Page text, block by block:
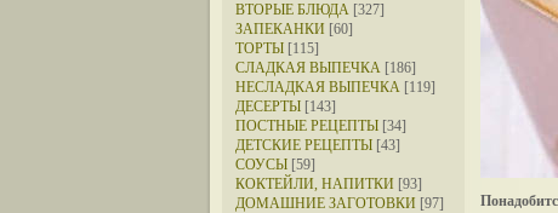
ВТОРЫЕ БЛЮДА [327]
ЗАПЕКАНКИ [60]
ТОРТЫ [115]
СЛАДКАЯ ВЫПЕЧКА [186]
НЕСЛАДКАЯ ВЫПЕЧКА [119]
ДЕСЕРТЫ [143]
ПОСТНЫЕ РЕЦЕПТЫ [34]
ДЕТСКИЕ РЕЦЕПТЫ [43]
СОУСЫ [59]
КОКТЕЙЛИ, НАПИТКИ [93]
ДОМАШНИЕ ЗАГОТОВКИ [97]